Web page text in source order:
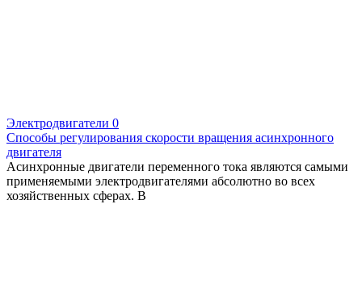
Электродвигатели 0
Cпособы регулирования скорости вращения асинхронного
двигателя
Асинхронные двигатели переменного тока являются самыми
применяемыми электродвигателями абсолютно во всех
хозяйственных сферах. В